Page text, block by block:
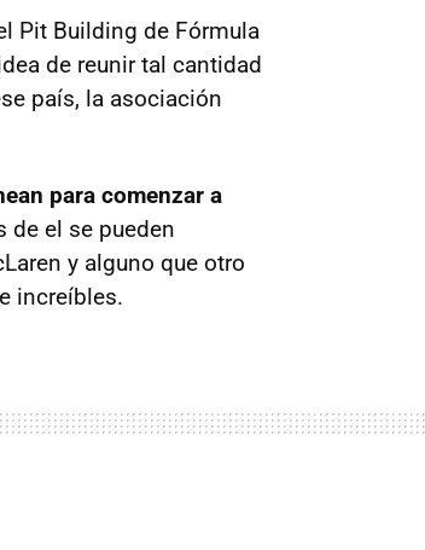
Pit Building de Fórmula
de reunir tal cantidad
país, la asociación
para comenzar a
de el se pueden
y alguno que otro
increíbles.